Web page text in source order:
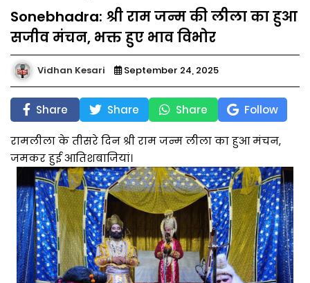
Sonebhadra: श्री राम जन्म की लीला का हुआ
सजीव मंचन, भक्त हुए भाव विभोर
Vidhan Kesari September 24, 2025
Share Share Share Follow
रामलीला के तीसरे दिन श्री राम जन्म लीला का हुआ मंचन,
जमकर हुई आतिशबाजियां।